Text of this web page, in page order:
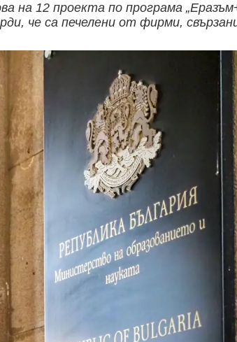
на 12 проекта по програма
че са печелени от фирми,